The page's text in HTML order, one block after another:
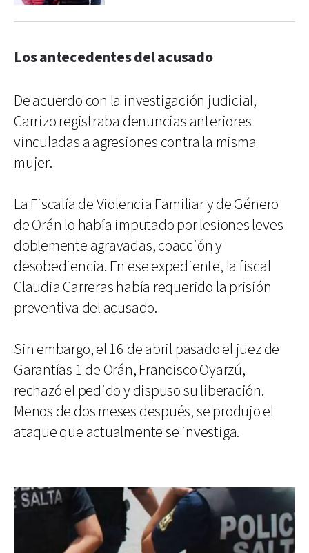
Los antecedentes del acusado
De acuerdo con la investigación judicial,
Carrizo registraba denuncias anteriores
vinculadas a agresiones contra la misma
mujer.
La Fiscalía de Violencia Familiar y de Género
de Orán lo había imputado por lesiones leves
doblemente agravadas, coacción y
desobediencia. En ese expediente, la fiscal
Claudia Carreras había requerido la prisión
preventiva del acusado.
Sin embargo, el 16 de abril pasado el juez de
Garantías 1 de Orán, Francisco Oyarzú,
rechazó el pedido y dispuso su liberación.
Menos de dos meses después, se produjo el
ataque que actualmente se investiga.